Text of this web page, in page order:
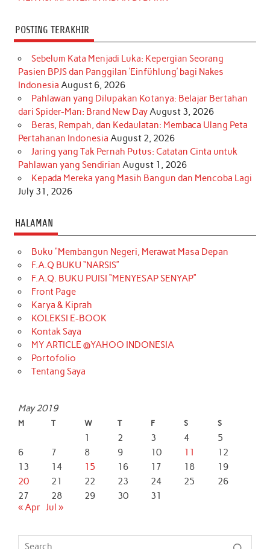
POSTING TERAKHIR
Sebelum Kata Menjadi Luka: Kepergian Seorang
Pasien BPJS dan Panggilan ‘Einfühlung’ bagi Nakes
Indonesia August 6, 2026
Pahlawan yang Dilupakan Kotanya: Belajar Bertahan
dari Spider-Man: Brand New Day August 3, 2026
Beras, Rempah, dan Kedaulatan: Membaca Ulang Peta
Pertahanan Indonesia August 2, 2026
Jaring yang Tak Pernah Putus: Catatan Cinta untuk
Pahlawan yang Sendirian August 1, 2026
Kepada Mereka yang Masih Bangun dan Mencoba Lagi
July 31, 2026
HALAMAN
Buku “Membangun Negeri, Merawat Masa Depan
F.A.Q BUKU “NARSIS”
F.A.Q. BUKU PUISI “MENYESAP SENYAP”
Front Page
Karya & Kiprah
KOLEKSI E-BOOK
Kontak Saya
MY ARTICLE @YAHOO INDONESIA
Portofolio
Tentang Saya
May 2019
M T W T F S S
1 2 3 4
5
6
7 8 9 10 11
12
13
14 15 16 17 18
19
20
21 22 23 24 25
26
27
28 29 30
31
« Apr Jul »